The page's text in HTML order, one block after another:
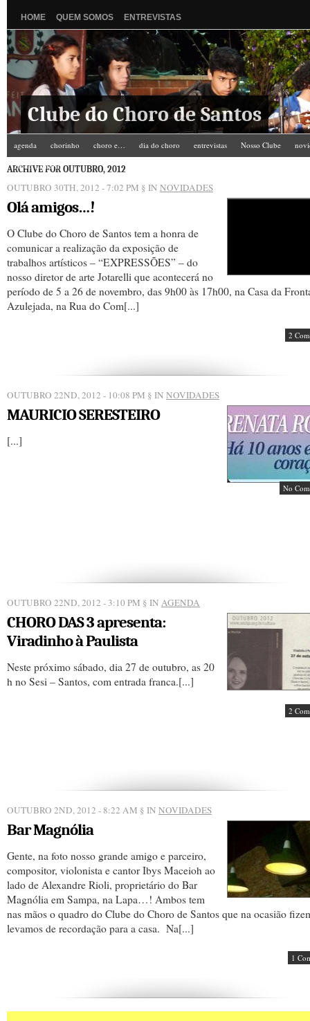
HOME QUEM SOMOS ENTREVISTAS
Clube do Choro de Santos
agenda chorinho choro e… dia do choro entrevistas Nosso Clube
Zé do Camarim
ARCHIVE FOR OUTUBRO, 2012
OUTUBRO 30TH, 2012 - 7:02 PM § IN NOVIDADES
Olá amigos…!
O Clube do Choro de Santos tem a honra de
comunicar a realização da exposição de
trabalhos artísticos – “EXPRESSÕES” – do
nosso diretor de arte Jotarelli que acontecerá no
período de 5 a 26 de novembro, das 9h00 às 17h00, na Casa da
Azulejada, na Rua do Com[...]
2
OUTUBRO 22ND, 2012 - 10:08 PM § IN NOVIDADES
MAURICIO SERESTEIRO
[...]
No
OUTUBRO 22ND, 2012 - 3:10 PM § IN AGENDA
CHORO DAS 3 apresenta:
Viradinho à Paulista
Neste próximo sábado, dia 27 de outubro, as 20
h no Sesi – Santos, com entrada franca.[...]
2
OUTUBRO 2ND, 2012 - 8:22 AM § IN NOVIDADES
Bar Magnólia
Gente, na foto nosso grande amigo e parceiro,
compositor, violonista e cantor Ibys Maceioh ao
lado de Alexandre Rioli, proprietário do Bar
Magnólia em Sampa, na Lapa…! Ambos tem
nas mãos o quadro do Clube do Choro de Santos que na ocasião
levamos de recordação para a casa. Na[...]
1